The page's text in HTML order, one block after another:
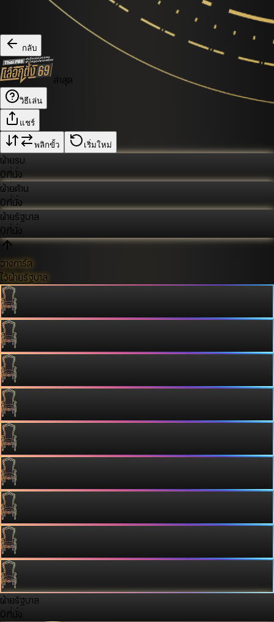
กลับ
ล่าสุด
วิธีเล่น
แชร์
พลิกขั้ว เริ่มใหม่
ฝ่ายรบ.
0ที่นั่ง
ฝ่ายค้าน
0ที่นั่ง
ฝ่ายรัฐบาล
0ที่นั่ง
วางการ์ด
ไว้ฝ่ายรัฐบาล
ฝ่ายรัฐบาล
0ที่นั่ง